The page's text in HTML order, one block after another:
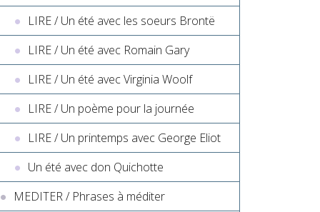
LIRE / Un été avec les soeurs Brontë
LIRE / Un été avec Romain Gary
LIRE / Un été avec Virginia Woolf
LIRE / Un poème pour la journée
LIRE / Un printemps avec George Eliot
Un été avec don Quichotte
MEDITER / Phrases à méditer